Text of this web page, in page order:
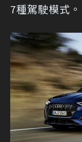
7種駕駛模式。